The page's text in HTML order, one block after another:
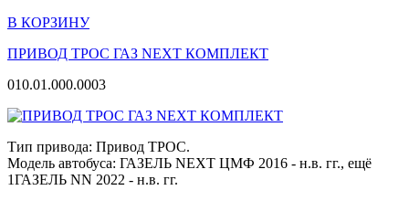
В КОРЗИНУ
ПРИВОД ТРОС ГАЗ NEXT КОМПЛЕКТ
010.01.000.0003
Тип привода: Привод ТРОС.
Модель автобуса: ГАЗЕЛЬ NEXT ЦМФ 2016 - н.в. гг., ещё
1ГАЗЕЛЬ NN 2022 - н.в. гг.